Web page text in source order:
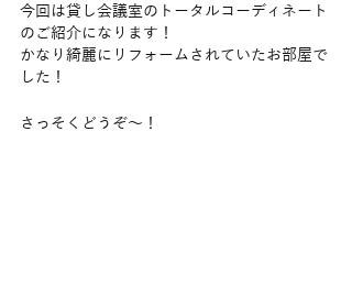
今回は貸し会議室のトータルコーディネート
のご紹介になります！
かなり綺麗にリフォームされていたお部屋で
した！
さっそくどうぞ〜！